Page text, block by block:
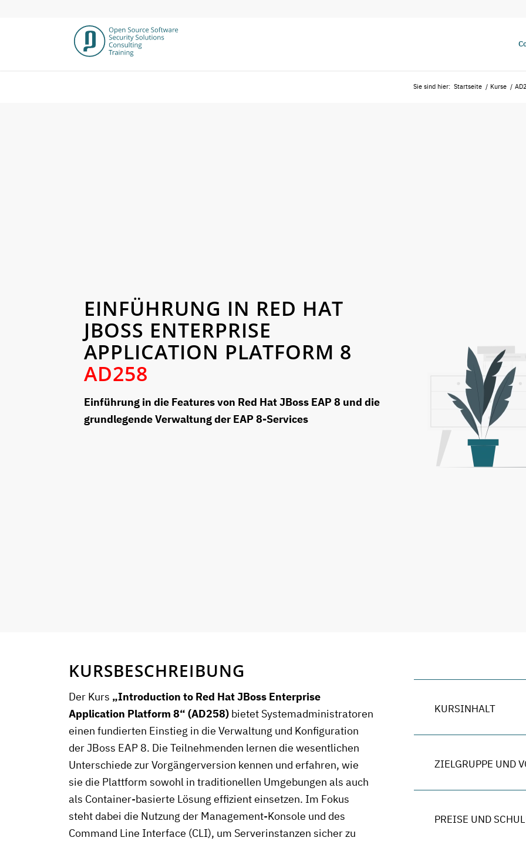
Sie sind hier: Startseite / Kurse /
EINFÜHRUNG IN RED HAT
JBOSS ENTERPRISE
APPLICATION PLATFORM 8
AD258
Einführung in die Features von Red Hat JBoss EAP 8 und die
grundlegende Verwaltung der EAP 8-Services
KURSBESCHREIBUNG
Der Kurs „Introduction to Red Hat JBoss Enterprise
Application Platform 8“ (AD258) bietet Systemadministratoren
einen fundierten Einstieg in die Verwaltung und Konfiguration
der JBoss EAP 8. Die Teilnehmenden lernen die wesentlichen
Unterschiede zur Vorgängerversion kennen und erfahren, wie
sie die Plattform sowohl in traditionellen Umgebungen als auch
als Container-basierte Lösung effizient einsetzen. Im Fokus
steht dabei die Nutzung der Management-Konsole und des
Command Line Interface (CLI), um Serverinstanzen sicher zu
KURSINHALT
ZIELGRUPPE UND
PREISE UND